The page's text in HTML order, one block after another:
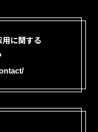
用に関する